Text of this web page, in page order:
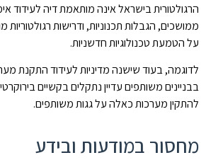
הרגולטורית בישראל אינה מותאמת דיה לעידוד
ממושכים, הגבלות תכנוניות, ודרישות
על הטמעת טכנולוגיות חדשניות.
לדוגמה, בעוד שישנה מדיניות לעידוד התקנת
בבניינים משותפים עדיין נתקלים בקשיים
להתקין מערכות כאלה על גגות משותפים.
מחסור במודעות ובידע